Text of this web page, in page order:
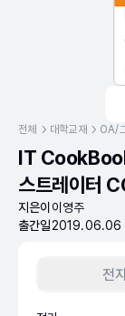
전체 대학교재 OA/
IT
스트레이터
지은이 이영주
출간일2019.06.06
전